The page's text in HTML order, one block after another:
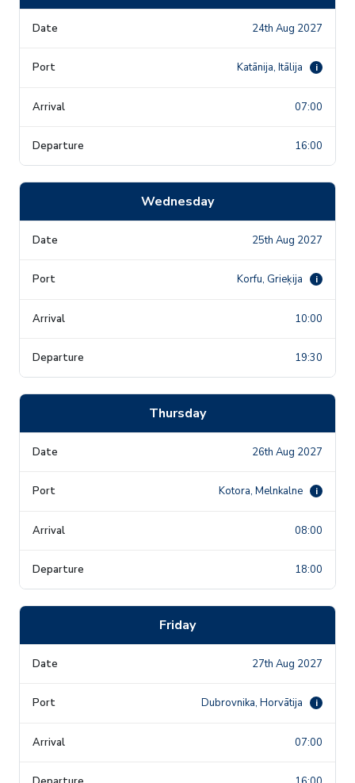
24th Aug 2027
Katānija, Itālija i
07:00
16:00
Wednesday
25th Aug 2027
Korfu, Grieķija i
10:00
19:30
Thursday
26th Aug 2027
Kotora, Melnkalne i
08:00
18:00
Friday
27th Aug 2027
Dubrovnika, Horvātija i
07:00